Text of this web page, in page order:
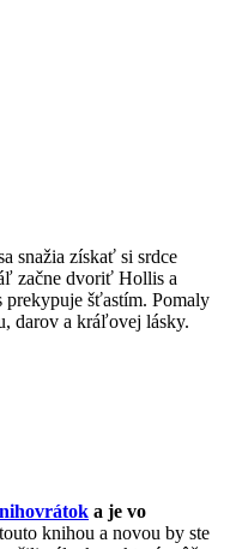
snažia získať si srdce
začne dvoriť Hollis a
šťastím. Pomaly
darov a kráľovej lásky.
a je vo
knihou a novou by ste